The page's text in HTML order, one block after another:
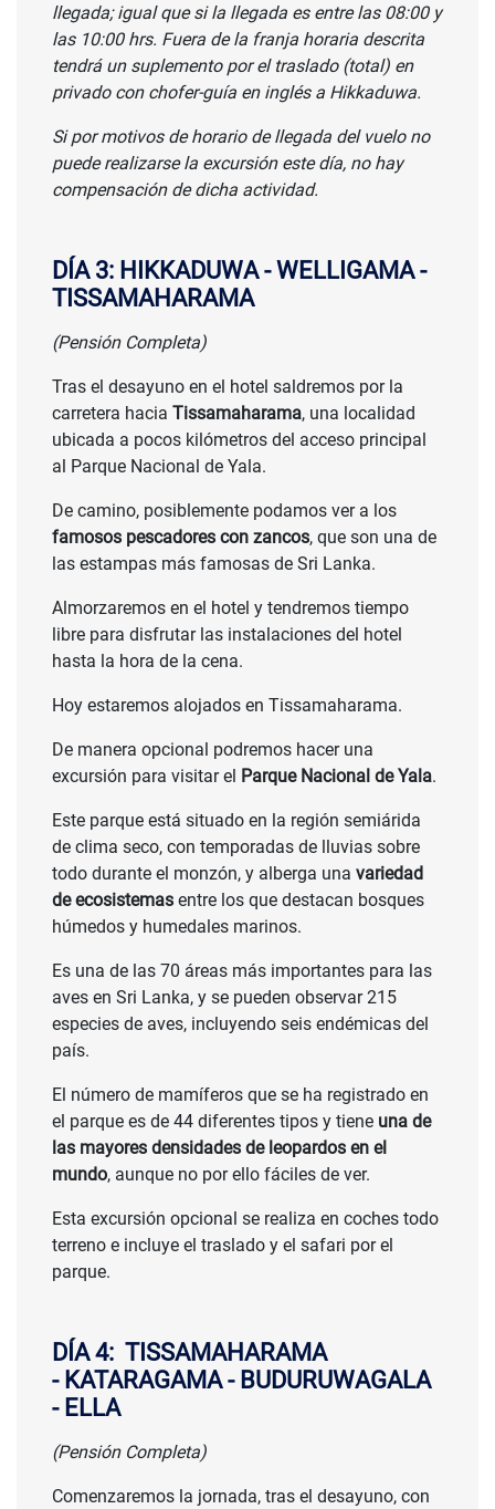
llegada; igual que si la llegada es entre las 08:00 y
las 10:00 hrs. Fuera de la franja horaria descrita
tendrá un suplemento por el traslado (total) en
privado con chofer-guía en inglés a Hikkaduwa.
Si por motivos de horario de llegada del vuelo no
puede realizarse la excursión este día, no hay
compensación de dicha actividad.
DÍA 3: HIKKADUWA - WELLIGAMA -
TISSAMAHARAMA
(Pensión Completa)
Tras el desayuno en el hotel saldremos por la
carretera hacia Tissamaharama, una localidad
ubicada a pocos kilómetros del acceso principal
al Parque Nacional de Yala.
De camino, posiblemente podamos ver a los
famosos pescadores con zancos, que son una de
las estampas más famosas de Sri Lanka.
Almorzaremos en el hotel y tendremos tiempo
libre para disfrutar las instalaciones del hotel
hasta la hora de la cena.
Hoy estaremos alojados en Tissamaharama.
De manera opcional podremos hacer una
excursión para visitar el Parque Nacional de Yala.
Este parque está situado en la región semiárida
de clima seco, con temporadas de lluvias sobre
todo durante el monzón, y alberga una variedad
de ecosistemas entre los que destacan bosques
húmedos y humedales marinos.
Es una de las 70 áreas más importantes para las
aves en Sri Lanka, y se pueden observar 215
especies de aves, incluyendo seis endémicas del
país.
El número de mamíferos que se ha registrado en
el parque es de 44 diferentes tipos y tiene una de
las mayores densidades de leopardos en el
mundo, aunque no por ello fáciles de ver.
Esta excursión opcional se realiza en coches todo
terreno e incluye el traslado y el safari por el
parque.
DÍA 4: TISSAMAHARAMA
- KATARAGAMA - BUDURUWAGALA
- ELLA
(Pensión Completa)
Comenzaremos la jornada, tras el desayuno, con